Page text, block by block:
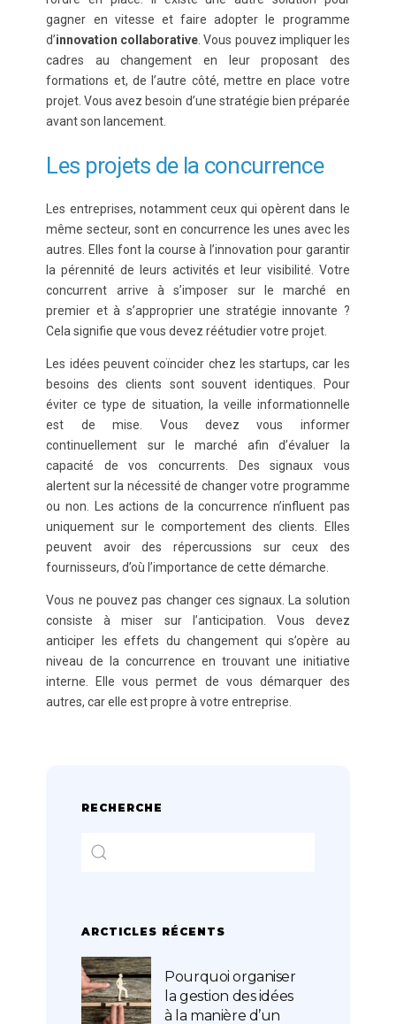
gagner en vitesse et faire adopter le programme
d’innovation collaborative . Vous pouvez impliquer les
cadres au changement en leur proposant des
formations et, de l’autre côté, mettre en place votre
projet. Vous avez besoin d’une stratégie bien préparée
avant son lancement.
Les projets de la concurrence
Les entreprises, notamment ceux qui opèrent dans le
même secteur, sont en concurrence les unes avec les
autres. Elles font la course à l’innovation pour garantir
la pérennité de leurs activités et leur visibilité. Votre
concurrent arrive à s’imposer sur le marché en
premier et à s’approprier une stratégie innovante ?
Cela signifie que vous devez réétudier votre projet.
Les idées peuvent coïncider chez les startups, car les
besoins des clients sont souvent identiques. Pour
éviter ce type de situation, la veille informationnelle
est de mise. Vous devez vous informer
continuellement sur le marché afin d’évaluer la
capacité de vos concurrents. Des signaux vous
alertent sur la nécessité de changer votre programme
ou non. Les actions de la concurrence n’influent pas
uniquement sur le comportement des clients. Elles
peuvent avoir des répercussions sur ceux des
fournisseurs, d’où l’importance de cette démarche.
Vous ne pouvez pas changer ces signaux. La solution
consiste à miser sur l’anticipation. Vous devez
anticiper les effets du changement qui s’opère au
niveau de la concurrence en trouvant une initiative
interne. Elle vous permet de vous démarquer des
autres, car elle est propre à votre entreprise.
RECHERCHE
ARCTICLES RÉCENTS
Pourquoi organiser
la gestion des idées
à la manière d’un